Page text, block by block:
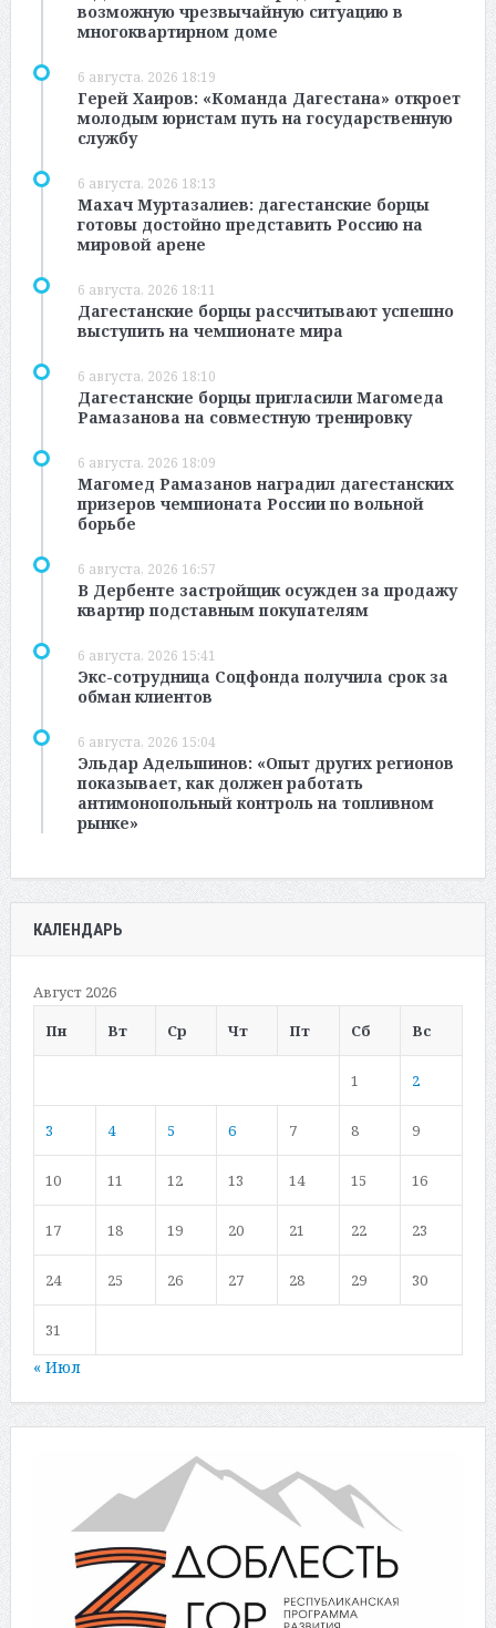
возможную чрезвычайную ситуацию в
многоквартирном доме
6 августа, 2026 18:19
Герей Хаиров: «Команда Дагестана» откроет
молодым юристам путь на государственную
службу
6 августа, 2026 18:13
Махач Муртазалиев: дагестанские борцы
готовы достойно представить Россию на
мировой арене
6 августа, 2026 18:11
Дагестанские борцы рассчитывают успешно
выступить на чемпионате мира
6 августа, 2026 18:10
Дагестанские борцы пригласили Магомеда
Рамазанова на совместную тренировку
6 августа, 2026 18:09
Магомед Рамазанов наградил дагестанских
призеров чемпионата России по вольной
борьбе
6 августа, 2026 16:57
В Дербенте застройщик осужден за продажу
квартир подставным покупателям
6 августа, 2026 15:41
Экс-сотрудница Соцфонда получила срок за
обман клиентов
6 августа, 2026 15:04
Эльдар Адельшинов: «Опыт других регионов
показывает, как должен работать
антимонопольный контроль на топливном
рынке»
КАЛЕНДАРЬ
Август 2026
Пн
Вт Ср Чт Пт Сб Вс
1 2
3 4 5 6 7 8 9
10 11 12 13 14 15 16
17 18 19 20 21 22 23
24 25 26 27 28 29 30
31
« Июл